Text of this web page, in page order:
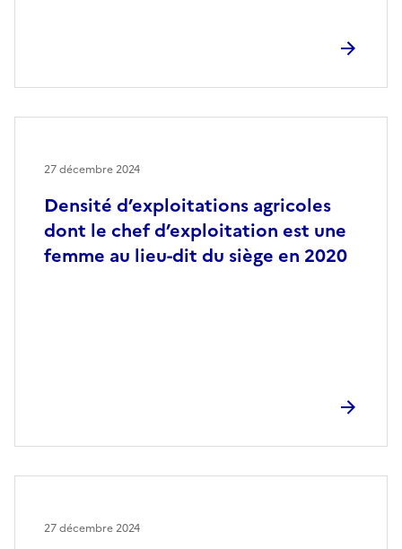
Densité d’exploitations agricoles
dont le chef d’exploitation est une
femme au lieu-dit du siège en 2020
27 décembre 2024
27 décembre 2024